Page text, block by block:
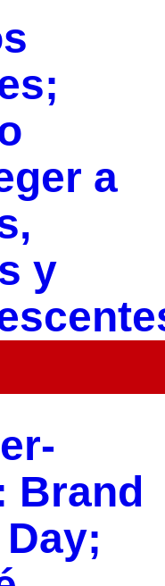
a
y
Brand